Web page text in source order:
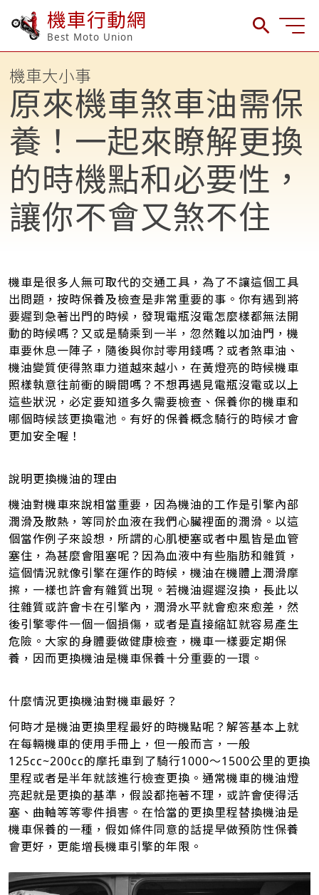
機車行動網
Best Moto Union
機車大小事
原來機車煞車油需保
養！一起來瞭解更換
的時機點和必要性，
讓你不會又煞不住
機車是很多人無可取代的交通工具，為了不讓這個工具
出問題，按時保養及檢查是非常重要的事。你有遇到將
要遲到急著出門的時候，發現電瓶沒電怎麼樣都無法開
動的時候嗎？又或是騎乘到一半，忽然難以加油門，機
車要休息一陣子，隨後與你討零用錢嗎？或者煞車油、
機油變質使得煞車力道越來越小，在黃燈亮的時候機車
照樣執意往前衝的瞬間嗎？不想再遇見電瓶沒電或以上
這些狀況，必定要知道多久需要檢查、保養你的機車和
哪個時候該更換電池。有好的保養概念騎行的時候才會
更加安全喔！
說明更換機油的理由
機油對機車來說相當重要，因為機油的工作是引擎內部
潤滑及散熱，等同於血液在我們心臟裡面的潤滑。以這
個當作例子來設想，所謂的心肌梗塞或者中風皆是血管
塞住，為甚麼會阻塞呢？因為血液中有些脂肪和雜質，
這個情況就像引擎在運作的時候，機油在機體上潤滑摩
擦，一樣也許會有雜質出現。若機油遲遲沒換，長此以
往雜質或許會卡在引擎內，潤滑水平就會愈來愈差，然
後引擎零件一個一個損傷，或者是直接縮缸就容易產生
危險。大家的身體要做健康檢查，機車一樣要定期保
養，因而更換機油是機車保養十分重要的一環。
什麼情況更換機油對機車最好？
何時才是機油更換里程最好的時機點呢？解答基本上就
在每輛機車的使用手冊上，但一般而言，一般
125cc~200cc的摩托車到了騎行1000～1500公里的更換
里程或者是半年就該進行檢查更換。通常機車的機油燈
亮起就是更換的基準，假設都拖著不理，或許會使得活
塞、曲軸等等零件損害。在恰當的更換里程替換機油是
機車保養的一種，假如條件同意的話提早做預防性保養
會更好，更能增長機車引擎的年限。